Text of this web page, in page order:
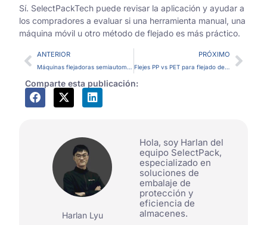
Sí. SelectPackTech puede revisar la aplicación y ayudar a
los compradores a evaluar si una herramienta manual, una
máquina móvil u otro método de flejado es más práctico.
ANTERIOR
Máquinas flejadoras semiautomáticas frente a automáticas para palets
PRÓXIMO
Flejes PP vs PET para flejado de maquinaria: Cómo elegir el fleje adecuado
Comparte esta publicación:
Harlan Lyu
Hola, soy Harlan del
equipo SelectPack,
especializado en
soluciones de
embalaje de
protección y
eficiencia de
almacenes.